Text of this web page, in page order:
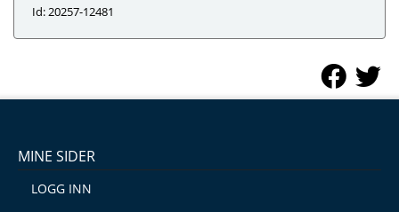
Id: 20257-12481
MINE SIDER
LOGG INN